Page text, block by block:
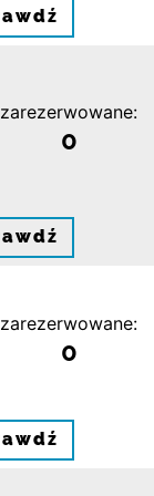
zarezerwowane:
0
zarezerwowane:
0